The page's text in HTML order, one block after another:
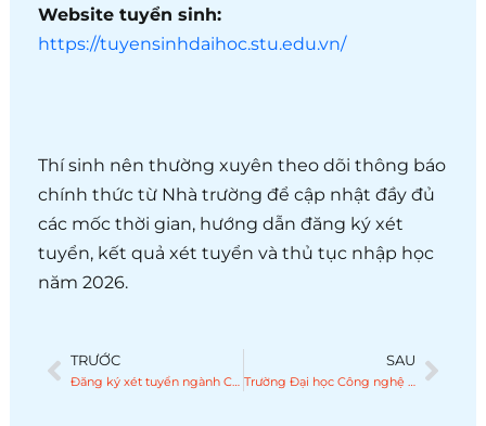
Website tuyển sinh:
https://tuyensinhdaihoc.stu.edu.vn/
Thí sinh nên thường xuyên theo dõi thông báo
chính thức từ Nhà trường để cập nhật đầy đủ
các mốc thời gian, hướng dẫn đăng ký xét
tuyển, kết quả xét tuyển và thủ tục nhập học
năm 2026.
Prev
TRƯỚC
Đăng ký xét tuyển ngành Công nghệ kỹ thuật Cơ khí tại STU năm 2026
SAU
Trường Đại học Công nghệ Sài Gòn: Nhiều cơ hội xét tuyển, nhiều lựa chọn ngành học cho thí sinh 2026